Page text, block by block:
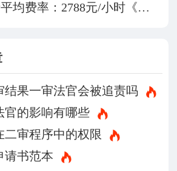
2788元/小时《中国律师事务所费率调查》发布
结果一审法官会被追责吗
官的影响有哪些
二审程序中的权限
请书范本